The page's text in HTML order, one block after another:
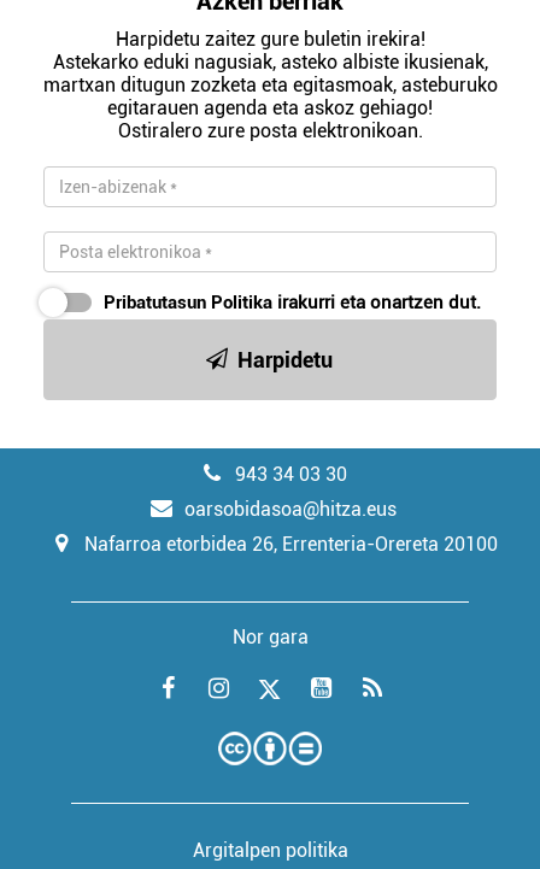
Harpidetu zaitez gure buletin irekira!
Astekarko eduki nagusiak, asteko albiste ikusienak,
martxan ditugun zozketa eta egitasmoak, asteburuko
egitarauen agenda eta askoz gehiago!
Ostiralero zure posta elektronikoan.
Pribatutasun Politika irakurri eta onartzen dut.
Harpidetu
943 34 03 30
oarsobidasoa@hitza.eus
Nafarroa etorbidea 26, Errenteria-Orereta 20100
Nor gara
Argitalpen politika